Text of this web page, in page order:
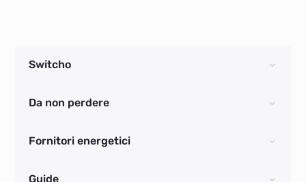
Switcho
Da non perdere
Fornitori energetici
Guide